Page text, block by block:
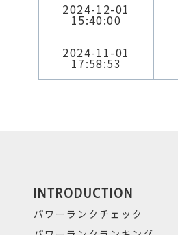
2024-12-01
15:40:00
2024-11-01
17:58:53
INTRODUCTION
パワーランクチェック